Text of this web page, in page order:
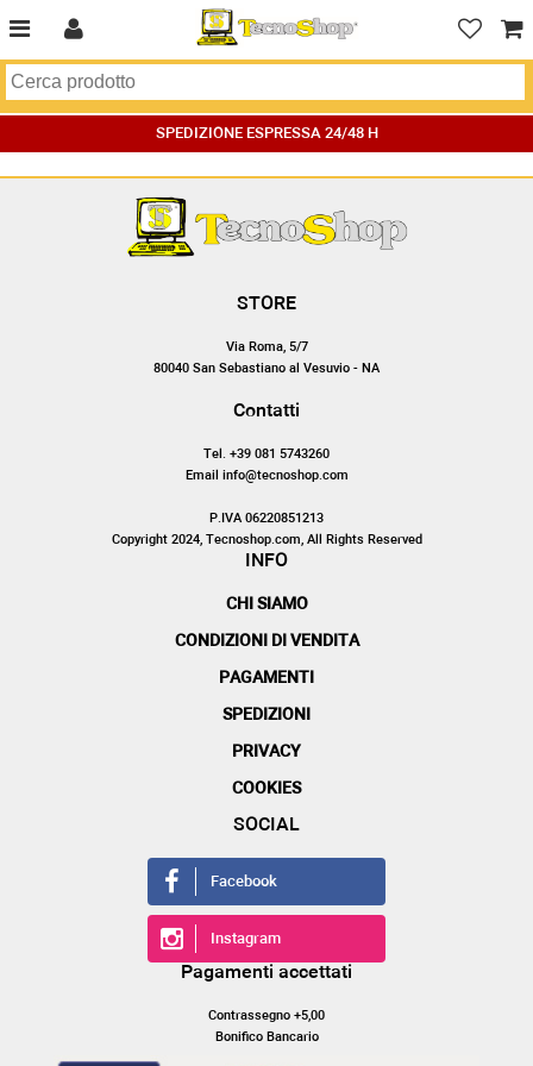
SPEDIZIONE ESPRESSA 24/48 H
STORE
Via Roma, 5/7
80040 San Sebastiano al Vesuvio - NA
Contatti
Tel. +39 081 5743260
Email info@tecnoshop.com
P.IVA 06220851213
Copyright 2024, Tecnoshop.com, All Rights Reserved
INFO
CHI SIAMO
CONDIZIONI DI VENDITA
PAGAMENTI
SPEDIZIONI
PRIVACY
COOKIES
SOCIAL
Facebook
Instagram
Pagamenti accettati
Contrassegno +5,00
Bonifico Bancario